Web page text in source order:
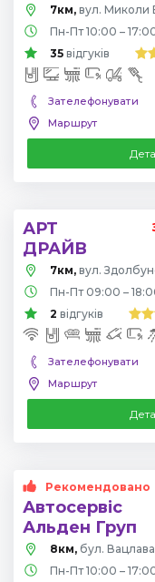
7км, вул. Миколи
Пн-Пт 10:00 –
35 відгуків
Зателефонувати
Маршрут
АРТ
ДРАЙВ
7км, вул.
Пн-Пт 09:00 –
2 відгуків
Зателефонувати
Маршрут
Рекомендовано
Автосервіс
Альден Груп
8км, бул. Вацлава
Пн-Пт 10:00 –